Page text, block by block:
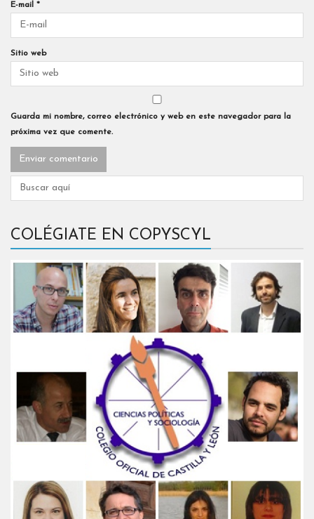
E-mail *
Sitio web
Guarda mi nombre, correo electrónico y web en este navegador para la
próxima vez que comente.
COLÉGIATE EN COPYSCYL